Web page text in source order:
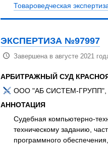
Товароведческая
ЭКСПЕРТИЗА №97997
Завершена в августе 2021
АРБИТРАЖНЫЙ СУД
ООО "АБ СИСТЕМ-ГРУПП",
АННОТАЦИЯ
Судебная компьютерно-
техническому заданию,
программного